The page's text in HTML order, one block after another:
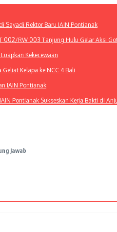
Sayadi Rektor Baru IAIN Pontianak
002/RW 003 Tanjung Hulu Gelar Aksi
Kekecewaan
Kelapa ke NCC 4 Bali
IAIN Pontianak
Pontianak Sukseskan Kerja Bakti di
Jawab